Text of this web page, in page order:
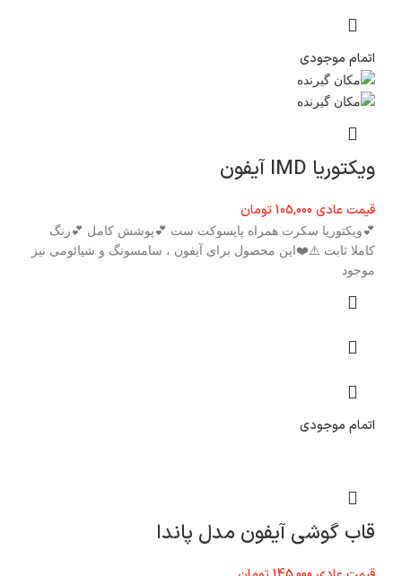
اتمام موجودی
ویکتوریا IMD آیفون
قیمت عادی105,000تومان
💕ویکتوریا سکرت همراه پاپسوکت ست 💕پوشش کامل 💕رنگ
کاملا ثابت ⚠️❤️این محصول برای آیفون ، سامسونگ و شیائومی نیز
موجود
اتمام موجودی
قاب گوشی آیفون مدل پاندا